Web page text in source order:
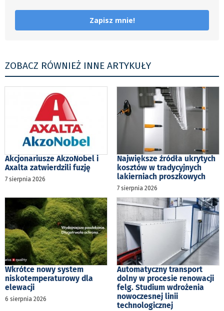
Zapisz mnie!
ZOBACZ RÓWNIEŻ INNE ARTYKUŁY
Akcjonariusze AkzoNobel i
Axalta zatwierdzili fuzję
7 sierpnia 2026
Największe źródła ukrytych
kosztów w tradycyjnych
lakierniach proszkowych
7 sierpnia 2026
Wkrótce nowy system
niskotemperaturowy dla
elewacji
6 sierpnia 2026
Automatyczny transport
dolny w procesie renowacji
felg. Studium wdrożenia
nowoczesnej linii
technologicznej